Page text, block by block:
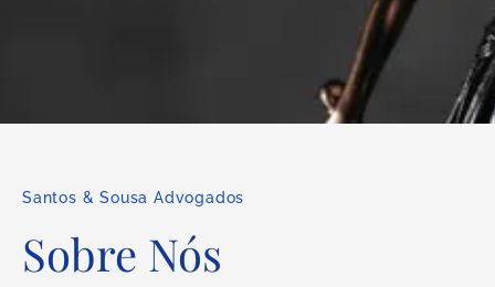
Santos & Sousa Advogados
Sobre Nós